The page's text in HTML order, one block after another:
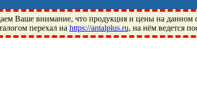
Ваше внимание, что продукция и цены на данном
перехал на https://antalplus.ru, на нём ведется
Щелково, Москва, Пушкино, Королёв,
ГПЗ, Neutral, WHX, ZWZ, CRAFT, СПЗ-4,